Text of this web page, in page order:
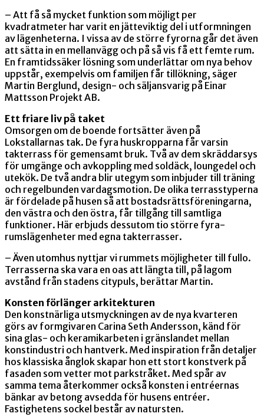
– Att få så mycket funktion som möjligt per
kvadratmeter har varit en jätteviktig del i utformningen
av lägenheterna. I vissa av de större fyrorna går det även
att sätta in en mellanvägg och på så vis få ett femte rum.
En framtidssäker lösning som underlättar om nya behov
uppstår, exempelvis om familjen får tillökning, säger
Martin Berglund, design- och säljansvarig på Einar
Mattsson Projekt AB.
Ett friare liv på taket
Omsorgen om de boende fortsätter även på
Lokstallarnas tak. De fyra huskropparna får varsin
takterrass för gemensamt bruk. Två av dem skräddarsys
för umgänge och avkoppling med soldäck, loungedel och
utekök. De två andra blir utegym som inbjuder till träning
och regelbunden vardagsmotion. De olika terrasstyperna
är fördelade på husen så att bostadsrättsföreningarna,
den västra och den östra, får tillgång till samtliga
funktioner. Här erbjuds dessutom tio större fyra-
rumslägenheter med egna takterrasser.
– Även utomhus nyttjar vi rummets möjligheter till fullo.
Terrasserna ska vara en oas att längta till, på lagom
avstånd från stadens citypuls, berättar Martin.
Konsten förlänger arkitekturen
Den konstnärliga utsmyckningen av de nya kvarteren
görs av formgivaren Carina Seth Andersson, känd för
sina glas- och keramikarbeten i gränslandet mellan
konstindustri och hantverk. Med inspiration från detaljer
hos klassiska ånglok skapar hon ett stort konstverk på
fasaden som vetter mot parkstråket. Med spår av
samma tema återkommer också konsten i entréernas
bänkar av betong avsedda för husens entréer.
Fastighetens sockel består av natursten.